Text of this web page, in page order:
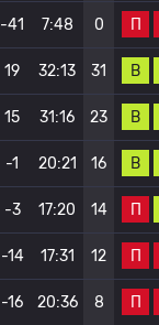
-41 7:48 0 П
19 32:13 31 В
15 31:16 23 В
-1 20:21 16 В
-3 17:20 14 П
-14 17:31 12 П
-16 20:36 8 П